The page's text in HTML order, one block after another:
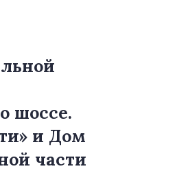
шоссе.
и Дом
части